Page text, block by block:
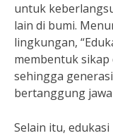
untuk
lain di bumi.
lingkungan,
membentuk
sehingga
bertanggung
Selain itu,